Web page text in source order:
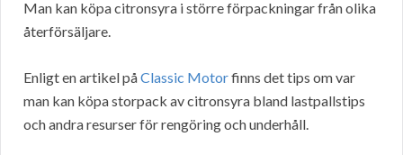
Man kan köpa citronsyra i större förpackningar från olika
återförsäljare.
Enligt en artikel påClassic Motorfinns det tips om var
man kan köpa storpack av citronsyra bland lastpallstips
och andra resurser för rengöring och underhåll.